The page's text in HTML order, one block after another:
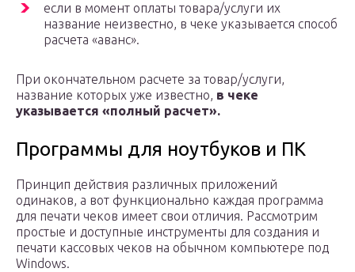
если в момент оплаты товара/услуги их
название неизвестно, в чеке указывается способ
расчета «аванс».
При окончательном расчете за товар/услуги,
название которых уже известно, в чеке
указывается «полный расчет».
Программы для ноутбуков и ПК
Принцип действия различных приложений
одинаков, а вот функционально каждая программа
для печати чеков имеет свои отличия. Рассмотрим
простые и доступные инструменты для создания и
печати кассовых чеков на обычном компьютере под
Windows.